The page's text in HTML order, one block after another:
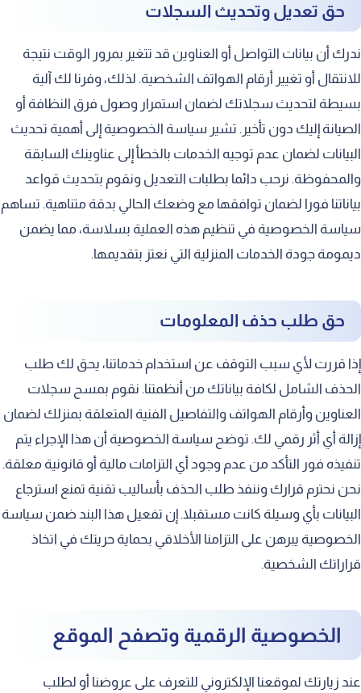
حق تعديل وتحديث السجلات
ندرك أن بيانات التواصل أو العناوين قد تتغير بمرور الوقت نتيجة
للانتقال أو تغيير أرقام الهواتف الشخصية. لذلك، وفرنا لك آلية
بسيطة لتحديث سجلاتك لضمان استمرار وصول فرق النظافة أو
الصيانة إليك دون تأخير. تشير سياسة الخصوصية إلى أهمية تحديث
البيانات لضمان عدم توجيه الخدمات بالخطأ إلى عناوينك السابقة
والمحفوظة. نرحب دائما بطلبات التعديل ونقوم بتحديث قواعد
بياناتنا فورا لضمان توافقها مع وضعك الحالي بدقة متناهية. تساهم
سياسة الخصوصية في تنظيم هذه العملية بسلاسة، مما يضمن
ديمومة جودة الخدمات المنزلية التي نعتز بتقديمها.
حق طلب حذف المعلومات
إذا قررت لأي سبب التوقف عن استخدام خدماتنا، يحق لك طلب
الحذف الشامل لكافة بياناتك من أنظمتنا. نقوم بمسح سجلات
العناوين وأرقام الهواتف والتفاصيل الفنية المتعلقة بمنزلك لضمان
إزالة أي أثر رقمي لك. توضح سياسة الخصوصية أن هذا الإجراء يتم
تنفيذه فور التأكد من عدم وجود أي التزامات مالية أو قانونية معلقة.
نحن نحترم قرارك وننفذ طلب الحذف بأساليب تقنية تمنع استرجاع
البيانات بأي وسيلة كانت مستقبلا. إن تفعيل هذا البند ضمن سياسة
الخصوصية يبرهن على التزامنا الأخلاقي بحماية حريتك في اتخاذ
قراراتك الشخصية.
الخصوصية الرقمية وتصفح الموقع
عند زيارتك لموقعنا الإلكتروني للتعرف على عروضنا أو لطلب